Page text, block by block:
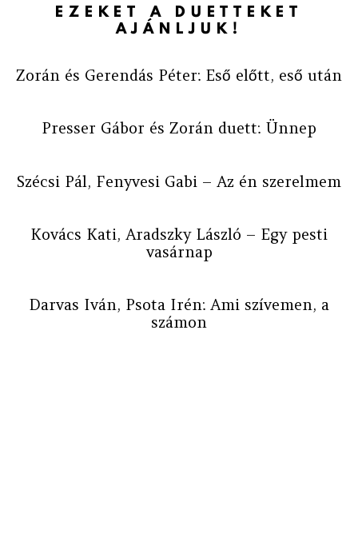
EZEKET A DUETTEKET
AJÁNLJUK!
Zorán és Gerendás Péter: Eső előtt, eső után
Presser Gábor és Zorán duett: Ünnep
Szécsi Pál, Fenyvesi Gabi – Az én szerelmem
Kovács Kati, Aradszky László – Egy pesti
vasárnap
Darvas Iván, Psota Irén: Ami szívemen, a
számon